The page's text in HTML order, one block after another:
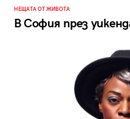
НЕЩАТА ОТ ЖИВОТА
В София през